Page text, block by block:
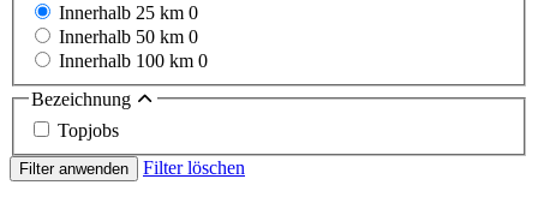
Innerhalb 25 km 0
Innerhalb 50 km 0
Innerhalb 100 km 0
Bezeichnung
Topjobs
Filter anwenden Filter löschen